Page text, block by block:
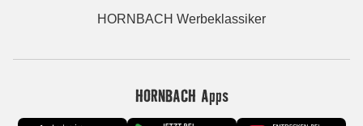
HORNBACH Werbeklassiker
HORNBACH Apps